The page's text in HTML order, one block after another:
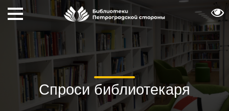
Спроси библиотекаря